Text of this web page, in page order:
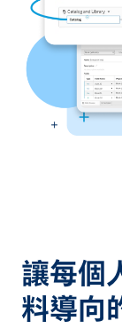
讓每個
料導向